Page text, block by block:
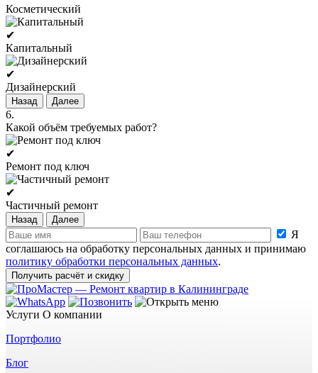
Косметический
✔
Капитальный
✔
Дизайнерский
Назад Далее
6.
Какой объём требуемых работ?
✔
Ремонт под ключ
✔
Частичный ремонт
Назад Далее
Я
соглашаюсь на обработку персональных данных и принимаю
политику обработки персональных данных.
Получить расчёт и скидку
Услуги О компании
Портфолио
Блог